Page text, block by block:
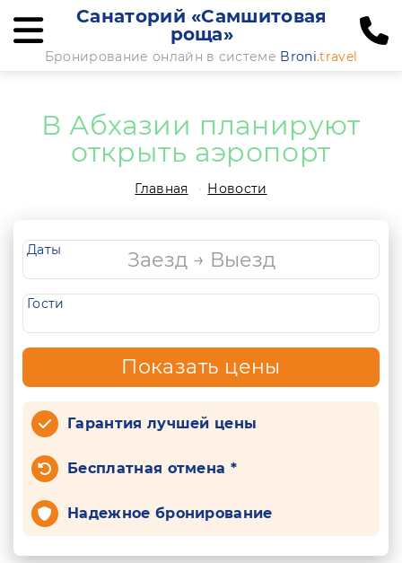
Санаторий «Самшитовая
роща»
Бронирование онлайн в системе Broni.travel
В Абхазии планируют
открыть аэропорт
Главная Новости
Даты
Гости
Показать цены
Гарантия лучшей цены
Бесплатная отмена *
Надежное бронирование